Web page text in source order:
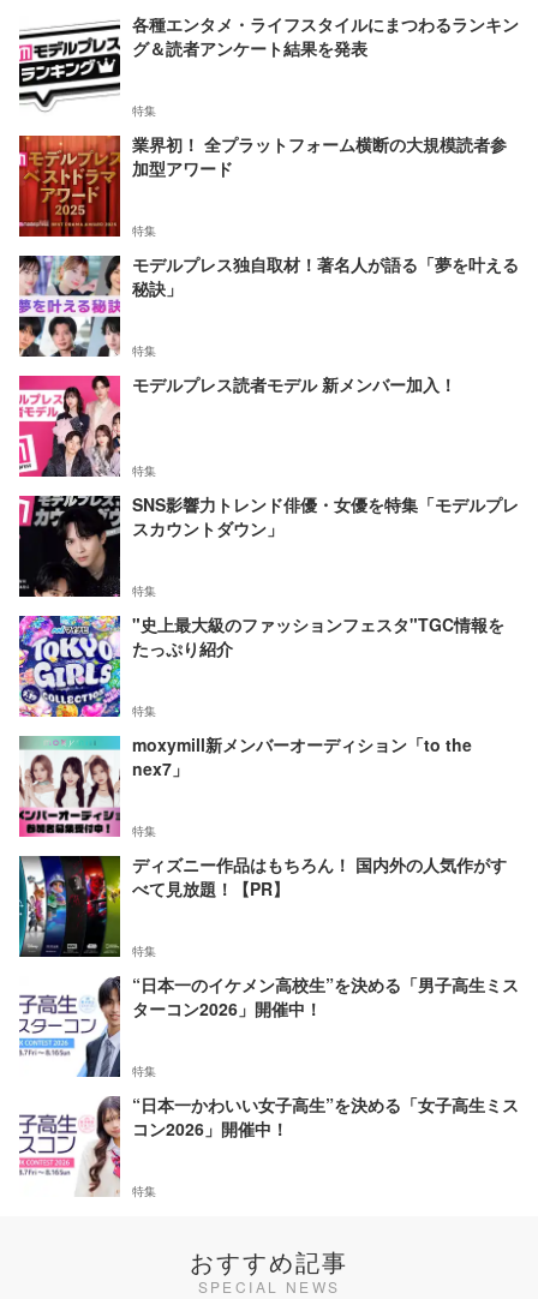
各種エンタメ・ライフスタイルにまつわるランキン
グ＆読者アンケート結果を発表
特集
業界初！ 全プラットフォーム横断の大規模読者参
加型アワード
特集
モデルプレス独自取材！著名人が語る「夢を叶える
秘訣」
特集
モデルプレス読者モデル 新メンバー加入！
特集
SNS影響力トレンド俳優・女優を特集「モデルプレ
スカウントダウン」
特集
"史上最大級のファッションフェスタ"TGC情報を
たっぷり紹介
特集
moxymill新メンバーオーディション「to the
nex7」
特集
ディズニー作品はもちろん！ 国内外の人気作がす
べて見放題！【PR】
特集
“日本一のイケメン高校生”を決める「男子高生ミス
ターコン2026」開催中！
特集
“日本一かわいい女子高生”を決める「女子高生ミス
コン2026」開催中！
特集
おすすめ記事
SPECIAL NEWS